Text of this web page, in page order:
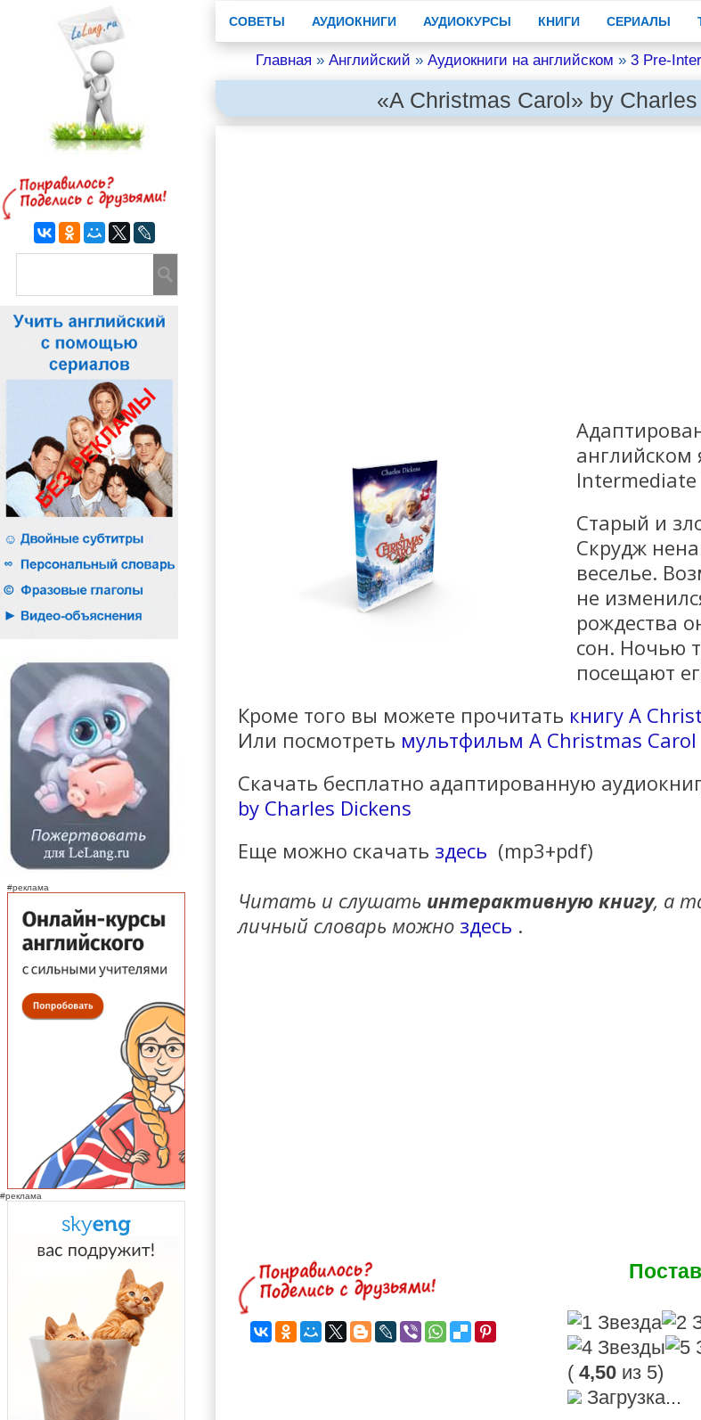
#реклама
#реклама
СОВЕТЫ АУДИОКНИГИ АУДИОКУРСЫ КНИГИ СЕРИАЛЫ
Главная » Английский » Аудиокниги на английском » 3 Pre-
«A Christmas Carol» by
английском
Intermediate
Старый и
Скрудж
веселье.
не
рождества
сон. Ночью
посещают
Кроме того вы можете прочитать книгу A
Или посмотреть мультфильм A Christmas Carol
Скачать бесплатно адаптированную
by Charles Dickens
Еще можно скачать здесь (mp3+pdf)
Читать и слушать интерактивную книгу, а
личный словарь можно здесь .
(4,50 из 5)
Загрузка...